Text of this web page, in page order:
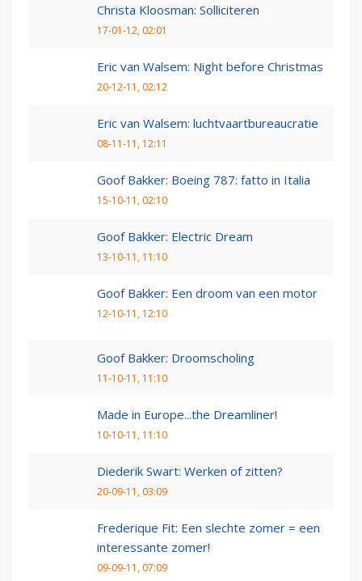
Christa Kloosman: Solliciteren
17-01-12, 02:01
Eric van Walsem: Night before Christmas
20-12-11, 02:12
Eric van Walsem: luchtvaartbureaucratie
08-11-11, 12:11
Goof Bakker: Boeing 787: fatto in Italia
15-10-11, 02:10
Goof Bakker: Electric Dream
13-10-11, 11:10
Goof Bakker: Een droom van een motor
12-10-11, 12:10
Goof Bakker: Droomscholing
11-10-11, 11:10
Made in Europe...the Dreamliner!
10-10-11, 11:10
Diederik Swart: Werken of zitten?
20-09-11, 03:09
Frederique Fit: Een slechte zomer = een
interessante zomer!
09-09-11, 07:09